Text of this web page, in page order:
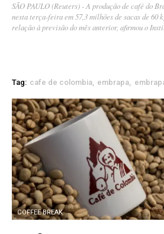
SÃO PAULO (Reuters) - A produção de café do
nesta terça-feira em 57,3 milhões de sacas de 60
relação à previsão do mês anterior, afirmou o
Tag: cafe de colombia embrapa
COFFEE BREAK